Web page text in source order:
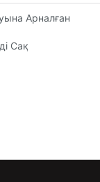
Арналған Ең
Сақтау